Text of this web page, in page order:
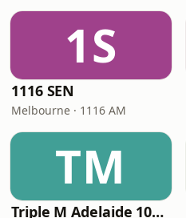
1S
1116 SEN
Melbourne · 1116 AM
TM
Triple M Adelaide 104.7